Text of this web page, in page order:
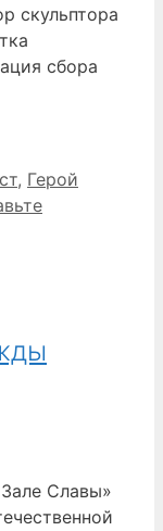
скульптора
сбора
, Герой
Славы»